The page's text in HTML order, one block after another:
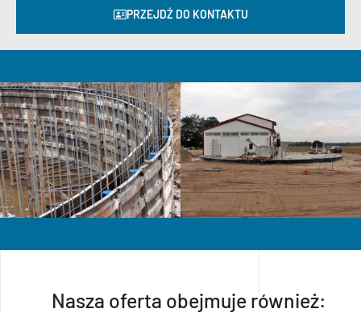
PRZEJDŹ DO KONTAKTU
Nasza oferta obejmuje również: